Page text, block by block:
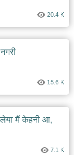
20.4 K
15.6 K
मैं केहनी आ,
7.1 K